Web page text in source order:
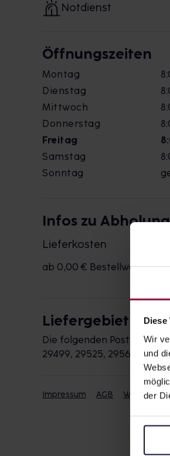
Wir
und
der
Notdienst
Öffnungszeiten
Montag
Dienstag
Mittwoch
Donnerstag
Freitag
Samstag
Sonntag
Infos zu
Lieferkosten
ab 0,00 € Bestellwert
Liefergebiet
Die folgenden
29499, 29525, 29562,
Impressum AGB